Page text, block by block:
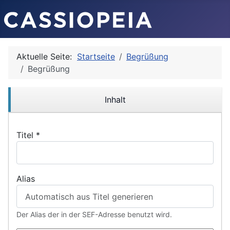
Aktuelle Seite: Startseite
Begrüßung
Begrüßung
Inhalt
Titel *
Alias
Der Alias der in der SEF-Adresse benutzt wird.